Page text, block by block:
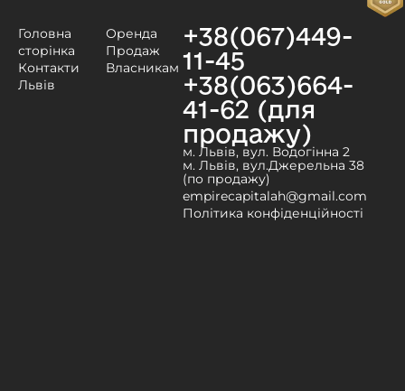
Головна
сторінка
Контакти
Львів
Оренда
Продаж
Власникам
+38(067)449-
11-45
+38(063)664-
41-62 (для
продажу)
м. Львів, вул. Водогінна 2
м. Львів, вул.Джерельна 38
(по продажу)
empirecapitalah@gmail.com
Політика конфіденційності